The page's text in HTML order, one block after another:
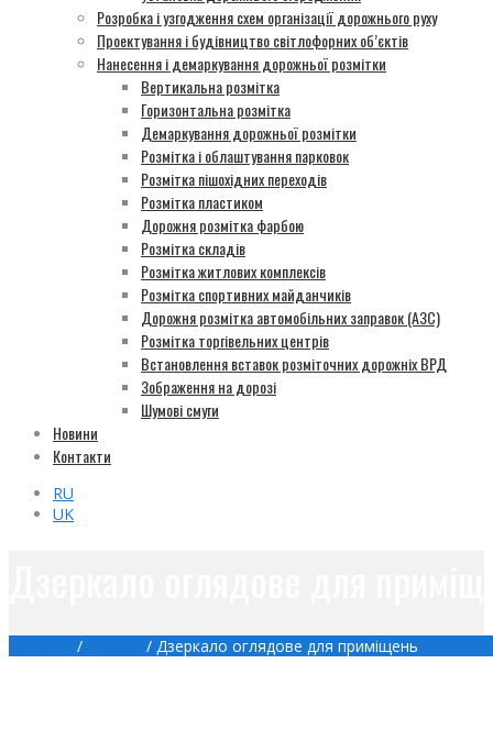
Розробка і узгодження схем організації дорожнього руху
Проектування і будівництво світлофорних об’єктів
Нанесення і демаркування дорожньої розмітки
Вертикальна розмітка
Горизонтальна розмітка
Демаркування дорожньої розмітки
Розмітка і облаштування парковок
Розмітка пішохідних переходів
Розмітка пластиком
Дорожня розмітка фарбою
Розмітка складів
Розмітка житлових комплексів
Розмітка спортивних майданчиків
Дорожня розмітка автомобільних заправок (АЗС)
Розмітка торгівельних центрів
Встановлення вставок розміточних дорожніх ВРД
Зображення на дорозі
Шумові смуги
Новини
Контакти
RU
UK
/ / Дзеркало оглядове для приміщень